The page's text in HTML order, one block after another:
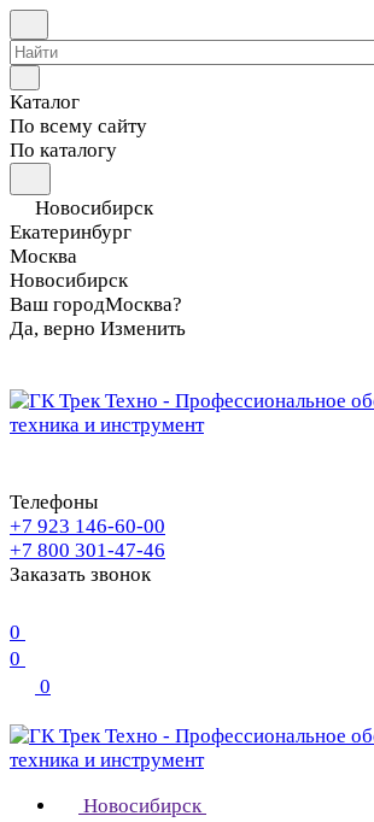
Каталог
По всему сайту
По каталогу
Новосибирск
Екатеринбург
Москва
Новосибирск
Ваш городМосква?
Да, верно Изменить
Телефоны
+7 923 146-60-00
+7 800 301-47-46
Заказать звонок
0
0
0
Новосибирск